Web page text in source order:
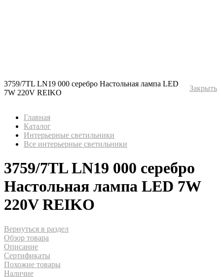
3759/7TL LN19 000 серебро Настольная лампа LED
7W 220V REIKO
Закрыть
Главная
Каталог
Интерьерные светильники
Все интерьерные светильники
3759/7TL LN19 000 серебро
Настольная лампа LED 7W
220V REIKO
Вернуться в раздел
Обзор товара
Описание
Сертификаты
Похожие товары
Наличие